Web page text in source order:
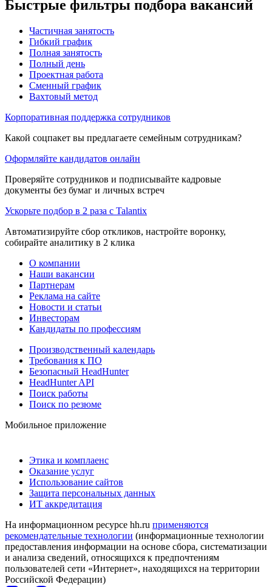
Быстрые фильтры подбора вакансий
Частичная занятость
Гибкий график
Полная занятость
Полный день
Проектная работа
Сменный график
Вахтовый метод
Корпоративная поддержка сотрудников
Какой соцпакет вы предлагаете семейным сотрудникам?
Оформляйте кандидатов онлайн
Проверяйте сотрудников и подписывайте кадровые
документы без бумаг и личных встреч
Ускорьте подбор в 2 раза с Talantix
Автоматизируйте сбор откликов, настройте воронку,
собирайте аналитику в 2 клика
О компании
Наши вакансии
Партнерам
Реклама на сайте
Новости и статьи
Инвесторам
Кандидаты по профессиям
Производственный календарь
Требования к ПО
Безопасный HeadHunter
HeadHunter API
Поиск работы
Поиск по резюме
Мобильное приложение
Этика и комплаенс
Оказание услуг
Использование сайтов
Защита персональных данных
ИТ аккредитация
На информационном ресурсе hh.ru применяются
рекомендательные технологии (информационные технологии
предоставления информации на основе сбора, систематизации
и анализа сведений, относящихся к предпочтениям
пользователей сети «Интернет», находящихся на территории
Российской Федерации)